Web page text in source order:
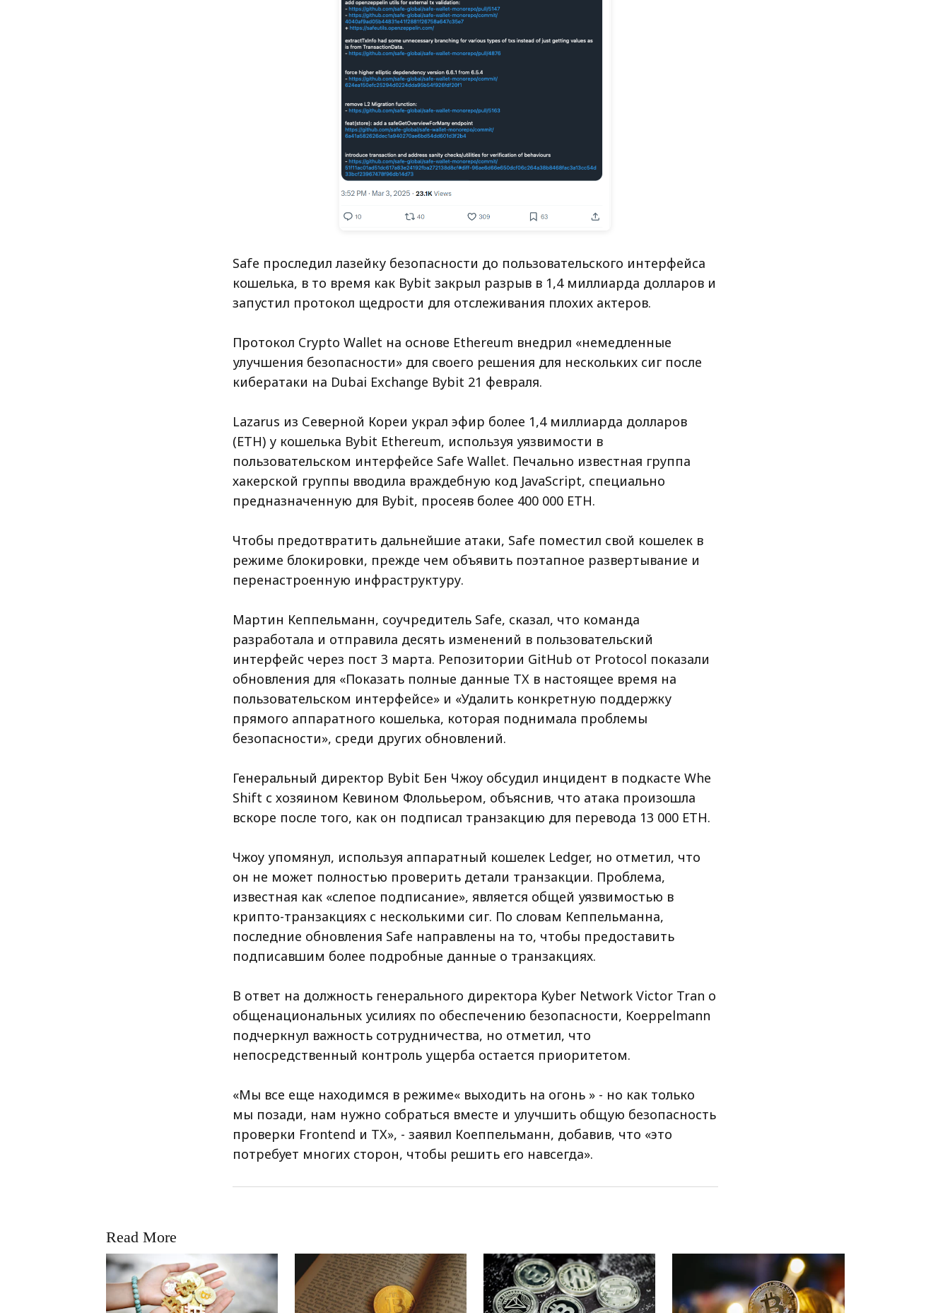
Safe проследил лазейку безопасности до пользовательского интерфейса
кошелька, в то время как Bybit закрыл разрыв в 1,4 миллиарда долларов и
запустил протокол щедрости для отслеживания плохих актеров.
Протокол Crypto Wallet на основе Ethereum внедрил «немедленные
улучшения безопасности» для своего решения для нескольких сиг после
кибератаки на Dubai Exchange Bybit 21 февраля.
Lazarus из Северной Кореи украл эфир более 1,4 миллиарда долларов
(ETH) у кошелька Bybit Ethereum, используя уязвимости в
пользовательском интерфейсе Safe Wallet. Печально известная группа
хакерской группы вводила враждебную код JavaScript, специально
предназначенную для Bybit, просеяв более 400 000 ETH.
Чтобы предотвратить дальнейшие атаки, Safe поместил свой кошелек в
режиме блокировки, прежде чем объявить поэтапное развертывание и
перенастроенную инфраструктуру.
Мартин Кеппельманн, соучредитель Safe, сказал, что команда
разработала и отправила десять изменений в пользовательский
интерфейс через пост 3 марта. Репозитории GitHub от Protocol показали
обновления для «Показать полные данные TX в настоящее время на
пользовательском интерфейсе» и «Удалить конкретную поддержку
прямого аппаратного кошелька, которая поднимала проблемы
безопасности», среди других обновлений.
Генеральный директор Bybit Бен Чжоу обсудил инцидент в подкасте Whe
Shift с хозяином Кевином Флолььером, объяснив, что атака произошла
вскоре после того, как он подписал транзакцию для перевода 13 000 ETH.
Чжоу упомянул, используя аппаратный кошелек Ledger, но отметил, что
он не может полностью проверить детали транзакции. Проблема,
известная как «слепое подписание», является общей уязвимостью в
крипто-транзакциях с несколькими сиг. По словам Кеппельманна,
последние обновления Safe направлены на то, чтобы предоставить
подписавшим более подробные данные о транзакциях.
В ответ на должность генерального директора Kyber Network Victor Tran о
общенациональных усилиях по обеспечению безопасности, Koeppelmann
подчеркнул важность сотрудничества, но отметил, что
непосредственный контроль ущерба остается приоритетом.
«Мы все еще находимся в режиме« выходить на огонь » - но как только
мы позади, нам нужно собраться вместе и улучшить общую безопасность
проверки Frontend и TX», - заявил Коеппельманн, добавив, что «это
потребует многих сторон, чтобы решить его навсегда».
Read More